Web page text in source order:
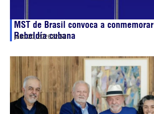
MST de Brasil convoca a
Rebeldía cubana
julio 20, 202622:52